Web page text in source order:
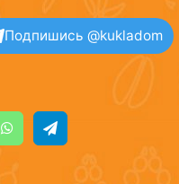
Подпишись @kukladom